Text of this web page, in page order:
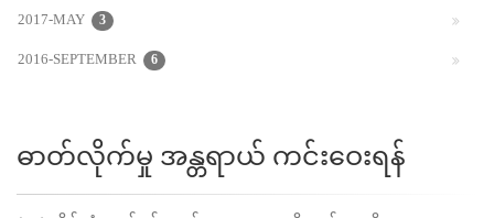
2017-MAY 3
2016-SEPTEMBER 6
ဓာတ်လိုက်မှု အန္တရာယ် ကင်းဝေးရန်